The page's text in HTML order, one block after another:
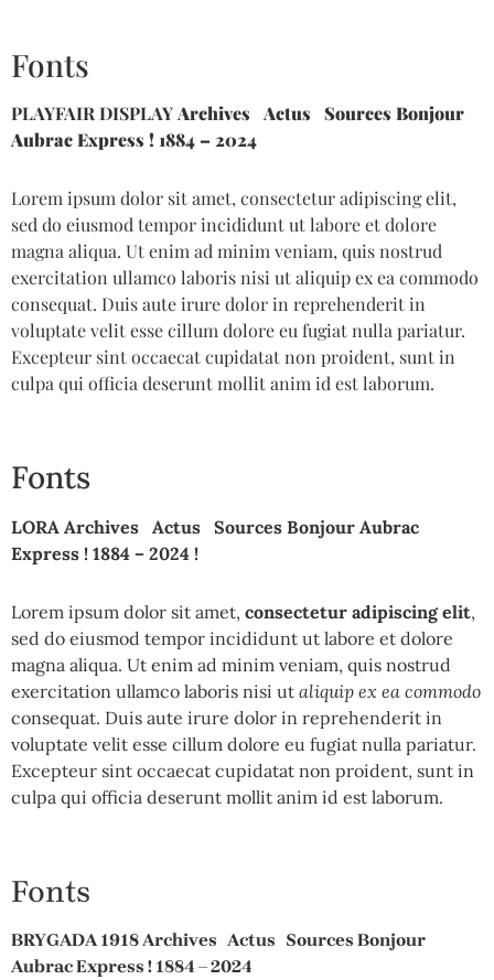
Fonts
PLAYFAIR DISPLAYArchives Actus Sources Bonjour
Aubrac Express ! 1884 – 2024
Lorem ipsum dolor sit amet, consectetur adipiscing elit,
sed do eiusmod tempor incididunt ut labore et dolore
magna aliqua. Ut enim ad minim veniam, quis nostrud
exercitation ullamco laboris nisi ut aliquip ex ea commodo
consequat. Duis aute irure dolor in reprehenderit in
voluptate velit esse cillum dolore eu fugiat nulla pariatur.
Excepteur sint occaecat cupidatat non proident, sunt in
culpa qui officia deserunt mollit anim id est laborum.
Fonts
LORA Archives Actus Sources Bonjour Aubrac
Express ! 1884 – 2024 !
Lorem ipsum dolor sit amet, consectetur adipiscing elit,
sed do eiusmod tempor incididunt ut labore et dolore
magna aliqua. Ut enim ad minim veniam, quis nostrud
exercitation ullamco laboris nisi ut aliquip ex ea commodo
consequat. Duis aute irure dolor in reprehenderit in
voluptate velit esse cillum dolore eu fugiat nulla pariatur.
Excepteur sint occaecat cupidatat non proident, sunt in
culpa qui officia deserunt mollit anim id est laborum.
Fonts
BRYGADA 1918 Archives Actus Sources Bonjour
Aubrac Express ! 1884 – 2024